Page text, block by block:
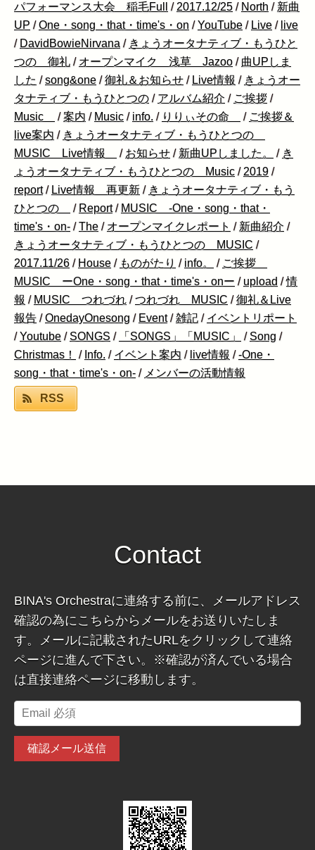
パフォーマンス大会 稲毛Full
/ 2017.12/25 / North / 新曲
UP /One・song・that・time's・on /YouTube / Live / live
/ DavidBowieNirvana / きょうオータナティブ・もうひと
つの 御礼 / オープンマイク 浅草 Jazoo / 曲UPしま
した /song&one /御礼＆お知らせ / Live情報 / きょうオー
タナティブ・もうひとつの / アルバム紹介 / ご挨拶 /
Music
/案内 / Music / info. / りりぃその命 / ご挨拶＆
live案内 / きょうオータナティブ・もうひとつの
MUSIC Live情報
/ お知らせ / 新曲UPしました。 / き
ょうオータナティブ・もうひとつの Music / 2019 /
report / Live情報 再更新 / きょうオータナティブ・もう
ひとつの
/ Report / MUSIC -One・song・that・
time's・on- /The / オープンマイクレポート / 新曲紹介 /
きょうオータナティブ・もうひとつの MUSIC /
2017.11/26 / House / ものがたり / info。 / ご挨拶
MUSIC ーOne・song・that・time's・onー / upload /情
報 / MUSIC つれづれ /つれづれ MUSIC /御礼＆Live
報告 /OnedayOnesong / Event /雑記 / イベントリポート
/Youtube /SONGS / 「SONGS」「MUSIC」 /Song /
Christmas！
/ Info. / イベント案内 / live情報 /-One・
song・that・time's・on- / メンバーの活動情報
RSS
Contact
BINA's Orchestraに連絡する前に、メールアドレス
確認の為にこちらからメールをお送りいたしま
す。メールに記載されたURLをクリックして連絡
ページに進んで下さい。※確認が済んでいる場合
は直接連絡ページに移動します。